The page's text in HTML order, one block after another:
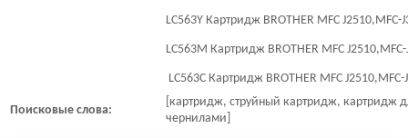
LC563Y Картридж BROTHER MFC
LC563M Картридж BROTHER MFC
LC563C Картридж BROTHER MFC
Поисковые слова:
[картридж, струйный картридж, картридж
чернилами]